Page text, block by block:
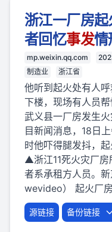
浙江一厂房
者回忆事发
mp.weixin.qq.com
制造业
浙江省
他听到起火处有人
下楼，现场有人员
武义县一厂房发生
目新闻消息，18日
时他吓得腿发抖，起
▲浙江11死火灾厂
者系承租方人员。新
wevideo） 起火厂
源链接 备份链接